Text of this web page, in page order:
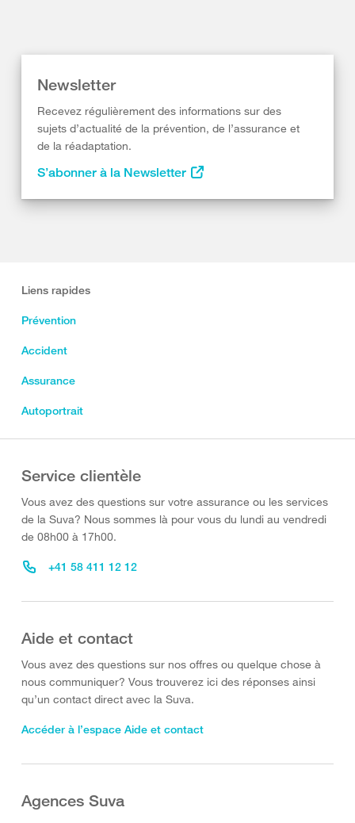
Newsletter
Recevez régulièrement des informations sur des
sujets d’actualité de la prévention, de l’assurance et
de la réadaptation.
S’abonner à la Newsletter
Liens rapides
Prévention
Accident
Assurance
Autoportrait
Service clientèle
Vous avez des questions sur votre assurance ou les services
de la Suva? Nous sommes là pour vous du lundi au vendredi
de 08h00 à 17h00.
+41 58 411 12 12
Aide et contact
Vous avez des questions sur nos offres ou quelque chose à
nous communiquer? Vous trouverez ici des réponses ainsi
qu’un contact direct avec la Suva.
Accéder à l’espace Aide et contact
Agences Suva